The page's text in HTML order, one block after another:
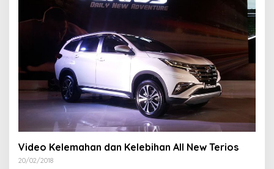
Video Kelemahan dan Kelebihan All New Terios
20/02/2018